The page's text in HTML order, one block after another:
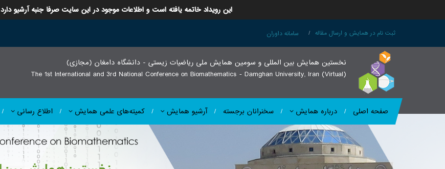
این رویداد خاتمه یافته است و اطلاعات موجود در این سایت صرفا جنبه آرشیو دارد
ثبت نام در همایش و ارسال مقاله سامانه داوران
نخستین همایش بین المللی و سومین همایش ملی ریاضیات زیستی - دانشگاه دامغان (مجازی)
The 1st International and 3rd National Conference on Biomathematics - Damghan University, Iran (Virtual)
صفحه اصلی درباره همایش سخنرانان برجسته آرشیو همایش کمیته‌های علمی همایش اطلاع رسانی